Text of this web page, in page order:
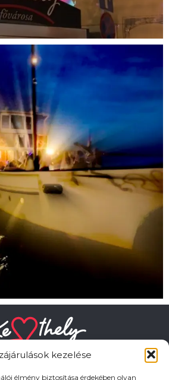
kezelése
élmény biztosítása érdekében olyan